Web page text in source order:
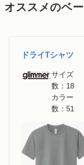
オススメのベ
ドライTシャツ
サイズ
数：18
カラー
数：51